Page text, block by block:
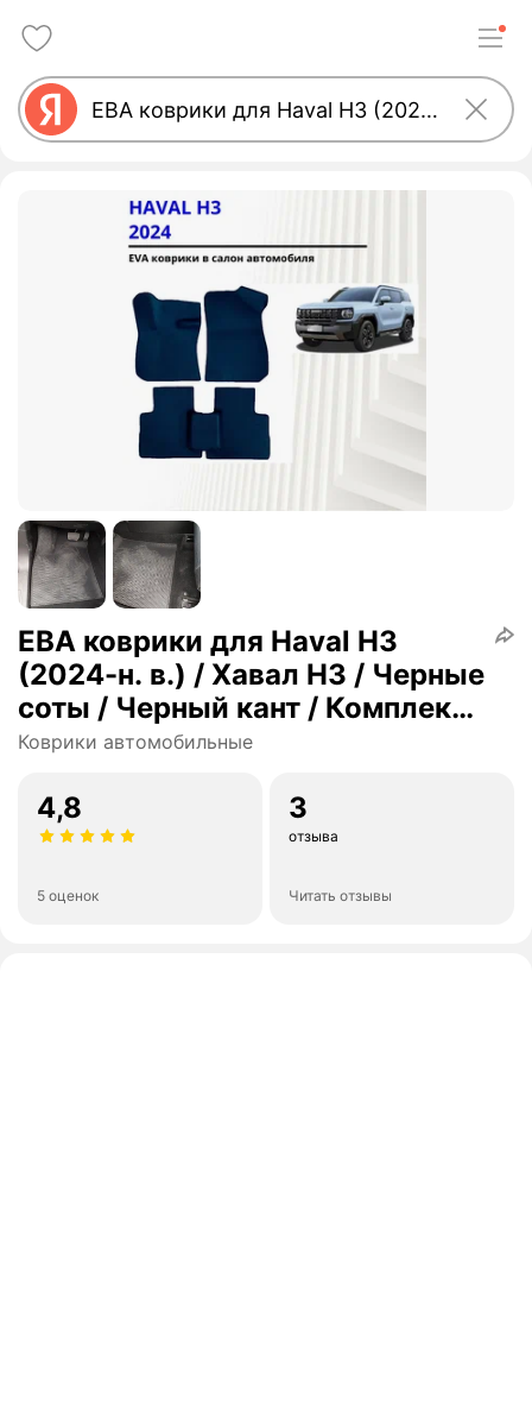
ЕВА коврики для Haval H3
(2024-н. в.) / Хавал Н3 / Черные
соты / Черный кант / Комплект
5 шт.
Коврики автомобильные
4,8
5 оценок
3
отзыва
Читать отзывы